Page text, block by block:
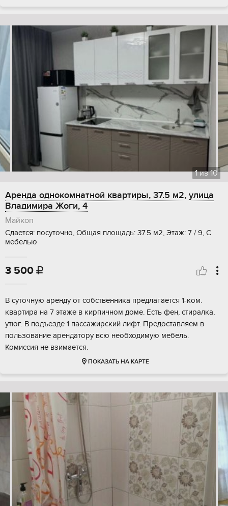
1из10
Аренда однокомнатной квартиры, 37.5 м2, улица
Владимира Жоги, 4
Майкоп
Сдается: посуточно, Общая площадь: 37.5 м2, Этаж: 7 / 9, С
мебелью
3 500 
В суточную аренду от собственника предлагается 1-ком.
квартира на 7 этаже в кирпичном доме. Есть фен, стиралка,
утюг. В подъезде 1 пассажирский лифт. Предоставляем в
пользование арендатору всю необходимую мебель.
Комиссия не взимается.
ПОКАЗАТЬ НА КАРТЕ